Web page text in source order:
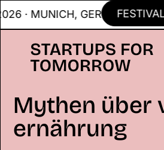
· MUNICH, GER FESTIVAL
Mythen über
ernährung